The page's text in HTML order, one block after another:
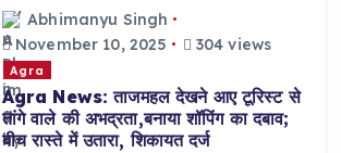
Abhimanyu Singh
November 10, 2025
304 views
Agra
Agra News: ताजमहल देखने आए टूरिस्ट से
तांगे वाले की अभद्रता,बनाया शॉपिंग का दबाव;
बीच रास्ते में उतारा, शिकायत दर्ज